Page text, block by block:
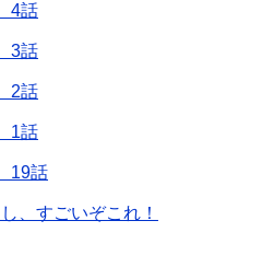
4話
3話
2話
1話
19話
、すごいぞこれ！